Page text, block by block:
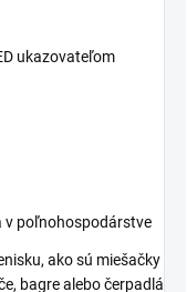
ukazovateľom
v poľnohospodárstve
ako sú miešačky
bagre alebo čerpadlá